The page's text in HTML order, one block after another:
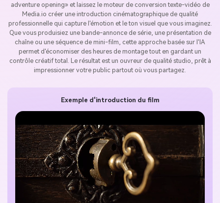
adventure opening» et laissez le moteur de conversion texte-vidéo de
Media.io créer une introduction cinématographique de qualité
professionnelle qui capture l'émotion et le ton visuel que vous imaginez.
Que vous produisiez une bande-annonce de série, une présentation de
chaîne ou une séquence de mini-film, cette approche basée sur l'IA
permet d'économiser des heures de montage tout en gardant un
contrôle créatif total. Le résultat est un ouvreur de qualité studio, prêt à
impressionner votre public partout où vous partagez.
Exemple d'introduction du film